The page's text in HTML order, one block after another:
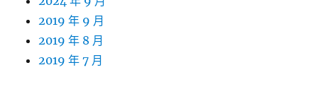
2019 年 9 月
2019 年 8 月
2019 年 7 月